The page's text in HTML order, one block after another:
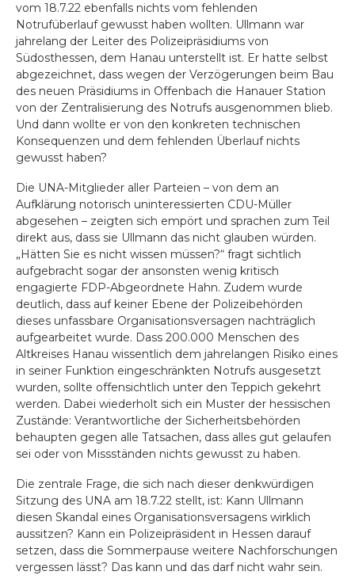
vom 18.7.22 ebenfalls nichts vom fehlenden
Notrufüberlauf gewusst haben wollten. Ullmann war
jahrelang der Leiter des Polizeipräsidiums von
Südosthessen, dem Hanau unterstellt ist. Er hatte selbst
abgezeichnet, dass wegen der Verzögerungen beim Bau
des neuen Präsidiums in Offenbach die Hanauer Station
von der Zentralisierung des Notrufs ausgenommen blieb.
Und dann wollte er von den konkreten technischen
Konsequenzen und dem fehlenden Überlauf nichts
gewusst haben?
Die UNA-Mitglieder aller Parteien – von dem an
Aufklärung notorisch uninteressierten CDU-Müller
abgesehen – zeigten sich empört und sprachen zum Teil
direkt aus, dass sie Ullmann das nicht glauben würden.
„Hätten Sie es nicht wissen müssen?“ fragt sichtlich
aufgebracht sogar der ansonsten wenig kritisch
engagierte FDP-Abgeordnete Hahn. Zudem wurde
deutlich, dass auf keiner Ebene der Polizeibehörden
dieses unfassbare Organisationsversagen nachträglich
aufgearbeitet wurde. Dass 200.000 Menschen des
Altkreises Hanau wissentlich dem jahrelangen Risiko eines
in seiner Funktion eingeschränkten Notrufs ausgesetzt
wurden, sollte offensichtlich unter den Teppich gekehrt
werden. Dabei wiederholt sich ein Muster der hessischen
Zustände: Verantwortliche der Sicherheitsbehörden
behaupten gegen alle Tatsachen, dass alles gut gelaufen
sei oder von Missständen nichts gewusst zu haben.
Die zentrale Frage, die sich nach dieser denkwürdigen
Sitzung des UNA am 18.7.22 stellt, ist: Kann Ullmann
diesen Skandal eines Organisationsversagens wirklich
aussitzen? Kann ein Polizeipräsident in Hessen darauf
setzen, dass die Sommerpause weitere Nachforschungen
vergessen lässt? Das kann und das darf nicht wahr sein.